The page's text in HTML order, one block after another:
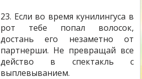
23. Если во время кунилингуса в
рот тебе попал волосок,
достань его незаметно от
партнерши. Не превращай все
действо в спектакль с
выплевыванием.